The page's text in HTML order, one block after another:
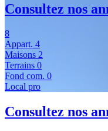
Consultez nos
8
Appart. 4
Maisons 2
Terrains 0
Fond com. 0
Local pro
Consultez nos